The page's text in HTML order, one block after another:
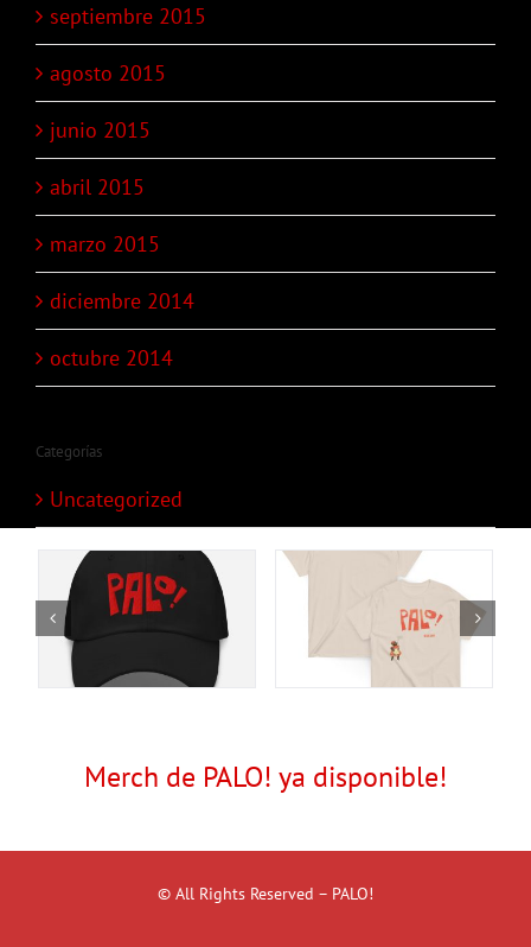
septiembre 2015
agosto 2015
junio 2015
abril 2015
marzo 2015
diciembre 2014
octubre 2014
Categorías
Uncategorized
Merch de PALO! ya disponible!
© All Rights Reserved – PALO!